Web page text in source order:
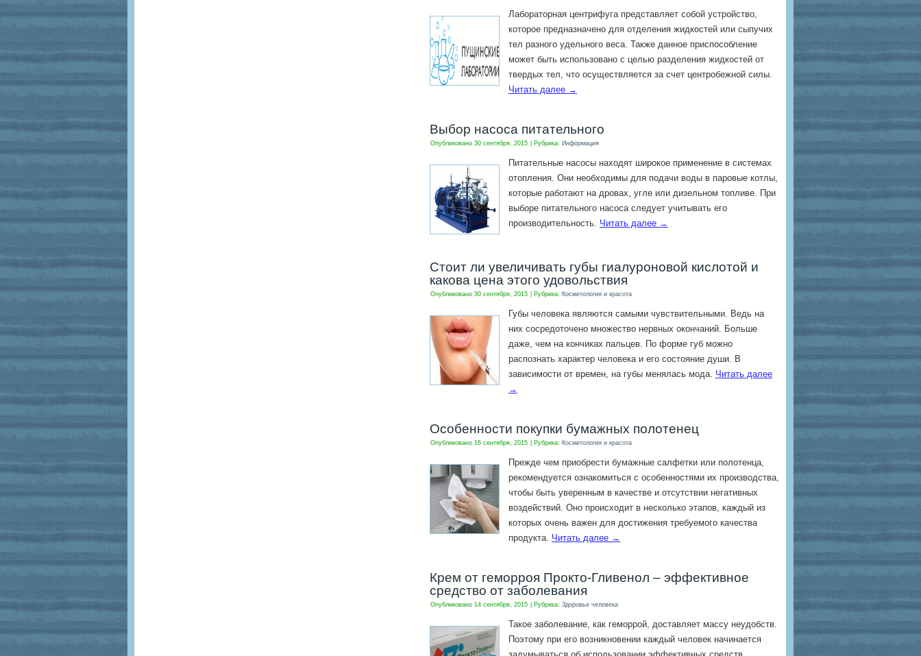
Лабораторная центрифуга представляет собой устройство,
которое предназначено для отделения жидкостей или сыпучих
тел разного удельного веса. Также данное приспособление
может быть использовано с целью разделения жидкостей от
твердых тел, что осуществляется за счет центробежной силы.
Читать далее →
Выбор насоса питательного
Опубликовано 30 сентября, 2015 Рубрика: Информация
Питательные насосы находят широкое применение в системах
отопления. Они необходимы для подачи воды в паровые котлы,
которые работают на дровах, угле или дизельном топливе. При
выборе питательного насоса следует учитывать его
производительность. Читать далее →
Стоит ли увеличивать губы гиалуроновой кислотой и
какова цена этого удовольствия
Опубликовано 30 сентября, 2015 Рубрика: Косметология и красота
Губы человека являются самыми чувствительными. Ведь на
них сосредоточено множество нервных окончаний. Больше
даже, чем на кончиках пальцев. По форме губ можно
распознать характер человека и его состояние души. В
зависимости от времен, на губы менялась мода. Читать далее
→
Особенности покупки бумажных полотенец
Опубликовано 16 сентября, 2015 Рубрика: Косметология и красота
Прежде чем приобрести бумажные салфетки или полотенца,
рекомендуется ознакомиться с особенностями их производства,
чтобы быть уверенным в качестве и отсутствии негативных
воздействий. Оно происходит в несколько этапов, каждый из
которых очень важен для достижения требуемого качества
продукта. Читать далее →
Крем от геморроя Прокто-Гливенол – эффективное
средство от заболевания
Опубликовано 14 сентября, 2015 Рубрика: Здоровье человека
Такое заболевание, как геморрой, доставляет массу неудобств.
Поэтому при его возникновении каждый человек начинается